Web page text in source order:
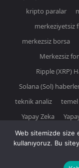
kripto paralar
merkeziyetsiz
merkezsiz borsa
Merkezsiz
Ripple (XRP)
Solana (Sol)
teknik analiz
temel
Yapay Zeka
Web sitemizde size
kullanıyoruz. Bu